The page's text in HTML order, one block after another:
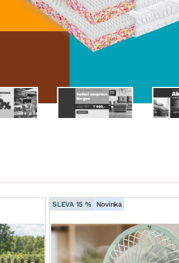
SPOTŘEBIČE ZAHRADNÍ
SLEVA 15 % Novinka